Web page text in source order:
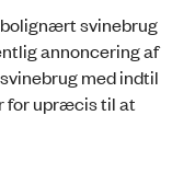
bolignært svinebrug
annoncering af
med indtil
for upræcis til at